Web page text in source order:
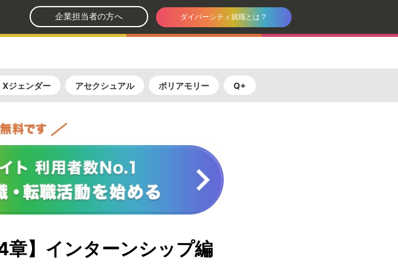
企業担当者の方へ ダイバーシティ就職とは？
Xジェンダー アセクシュアル ポリアモリー Q+
章】インターンシップ編